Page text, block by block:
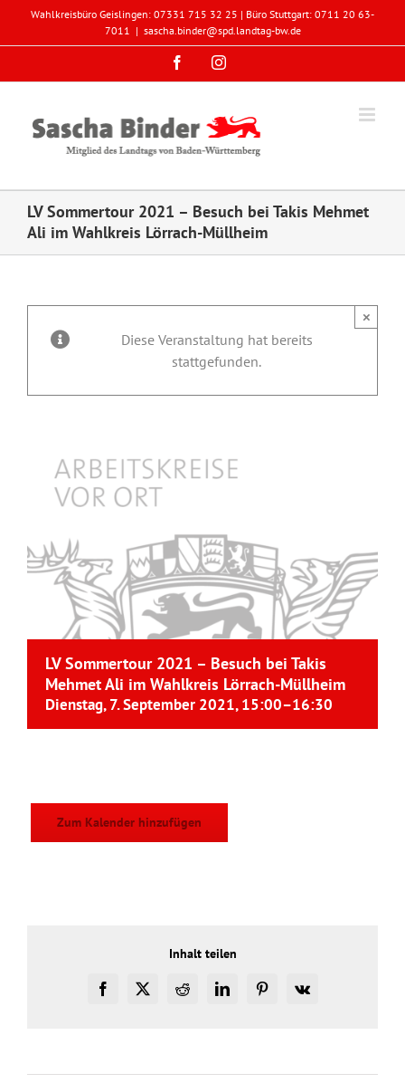
Wahlkreisbüro Geislingen: 07331 715 32 25 | Büro Stuttgart: 0711 20 63-
7011 | sascha.binder@spd.landtag-bw.de
FacebookInstagram
LV Sommertour 2021 – Besuch bei Takis Mehmet
Ali im Wahlkreis Lörrach-Müllheim
Diese Veranstaltung hat bereits
stattgefunden.
×
LV Sommertour 2021 – Besuch bei Takis
Mehmet Ali im Wahlkreis Lörrach-Müllheim
Dienstag, 7. September 2021, 15:00–16:30
Zum Kalender hinzufügen
Inhalt teilen
Facebook
X RedditLinkedInPinterest
Vk